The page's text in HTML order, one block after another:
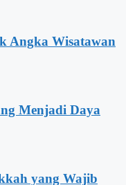
Angka Wisatawan
Menjadi Daya
yang Wajib